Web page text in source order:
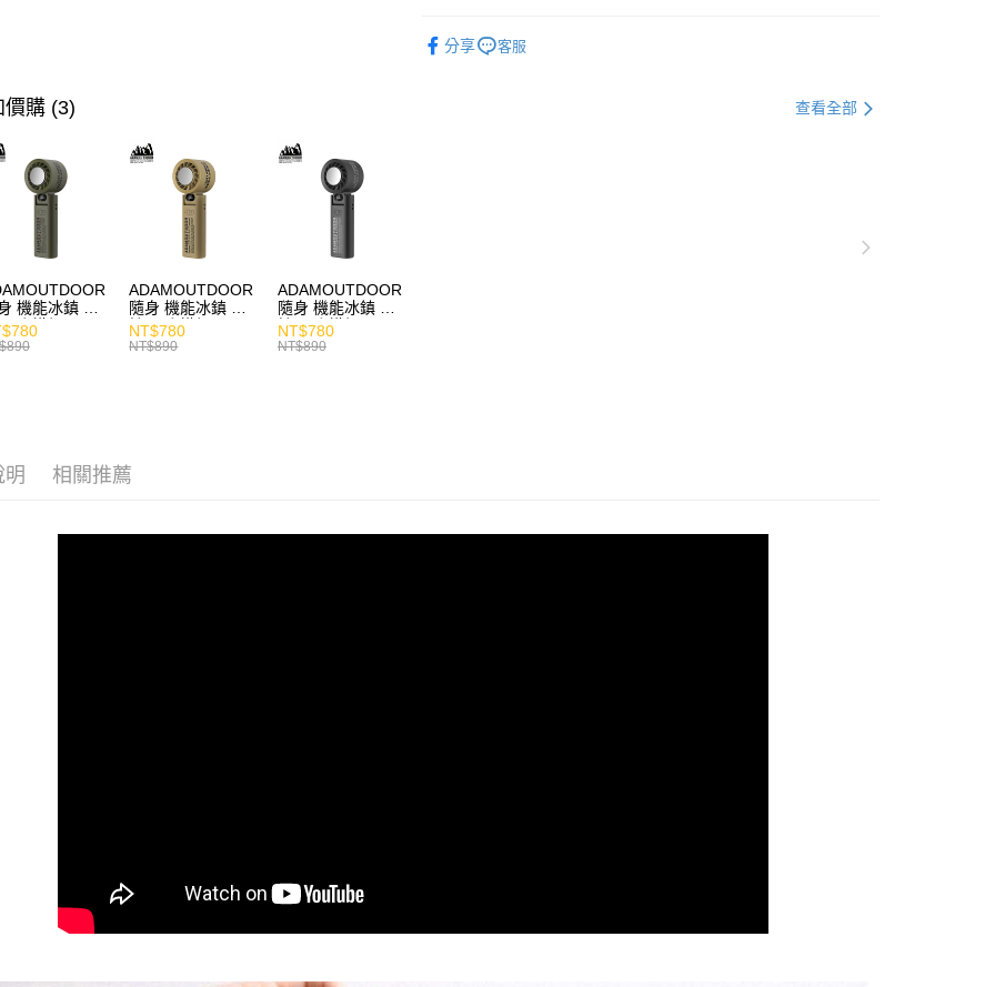
分享 客服
價購 (3) 查看全部
機能冰鎮 手
扇 掛繩
ADAMOUTDOOR
隨身 機能冰鎮 手
持風扇 掛繩
NT$780
NT$890
ADAMOUTDOOR
隨身 機能冰鎮 手
持風扇 掛繩
NT$780
NT$890
明 相關推薦